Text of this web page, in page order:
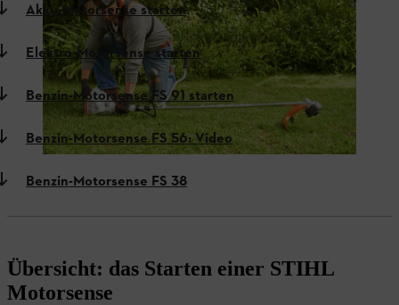
Akku-Motorsense starten
Elektro-Motorsense starten
Benzin-Motorsense FS 91 starten
Benzin-Motorsense FS 56: Video
Benzin-Motorsense FS 38
Übersicht: das Starten einer STIHL
Motorsense